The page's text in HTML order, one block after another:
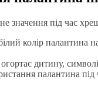
значення під час
колір палантина
дитину,
палантина